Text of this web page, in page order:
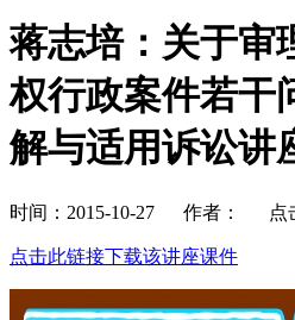
蒋志培：关于审
权行政案件若干
解与适用诉讼讲
时间：2015-10-27 作者： 点
点击此链接下载该讲座课件